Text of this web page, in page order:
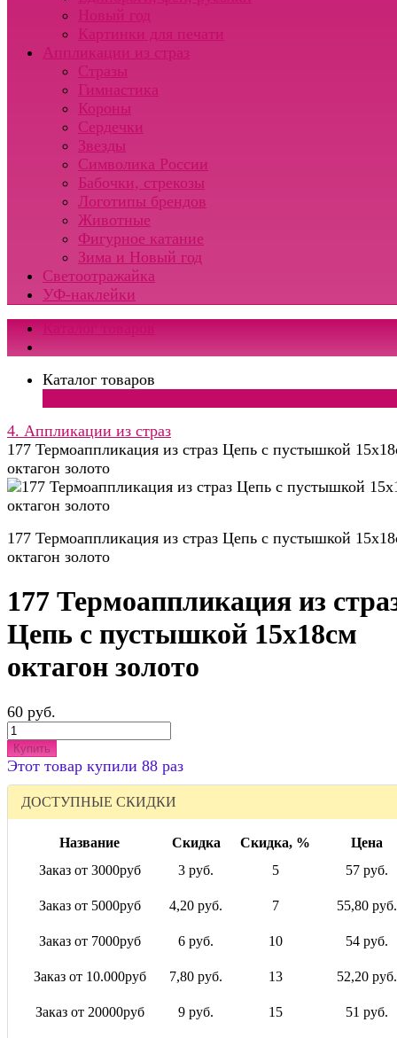
Новый год
Картинки для печати
Аппликации из страз
Стразы
Гимнастика
Короны
Сердечки
Звезды
Символика России
Бабочки, стрекозы
Логотипы брендов
Животные
Фигурное катание
Зима и Новый год
Светоотражайка
УФ-наклейки
Каталог товаров
4. Аппликации из страз
177 Термоаппликация из страз Цепь с пустышкой
октагон золото
177 Термоаппликация из страз Цепь с пустышкой
октагон золото
177 Термоаппликация из
Цепь с пустышкой 15х18см
октагон золото
60 руб.
Купить
Этот товар купили 88 раз
ДОСТУПНЫЕ СКИДКИ
Название Скидка Скидка, %
Цена
Заказ от 3000руб
3 руб. 5 57 руб.
Заказ от 5000руб 4,20 руб. 7 55,80 руб.
Заказ от 7000руб 6 руб. 10 54 руб.
Заказ от 10.000руб 7,80 руб. 13 52,20 руб.
Заказ от 20000руб 9 руб. 15 51 руб.